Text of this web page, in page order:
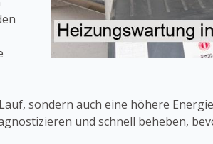
sondern auch eine höhere
und schnell beheben,